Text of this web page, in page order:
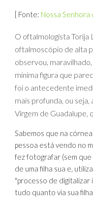
[ Fonte: Nossa Senhora
O oftalmologista Torija
oftalmoscópio de alta
observou,
mínima figura que
foi o antecedente
mais profunda, ou seja,
Virgem de Guadalupe,
Sabemos que na
pessoa está vendo no
fez fotografar (sem
de uma filha sua e,
"processo de digitalizar
tudo quanto via sua